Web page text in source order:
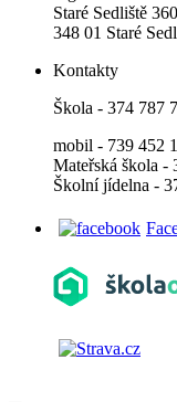
Staré Sedliště 360
348 01 Staré
Kontakty
Škola - 374 787
mobil - 739 452
Mateřská škola -
Školní jídelna -